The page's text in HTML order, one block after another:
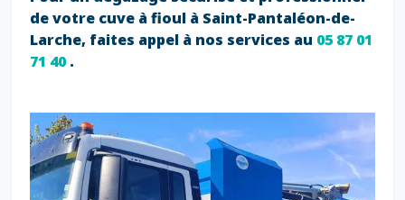
de votre cuve à fioul à Saint-Pantaléon-de-
Larche, faites appel à nos services au 05 87 01
71 40.